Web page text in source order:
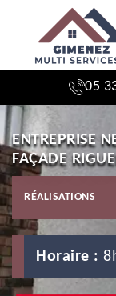
05
ENTREPRISE
FAÇADE
RÉALISATIONS
Horaire :